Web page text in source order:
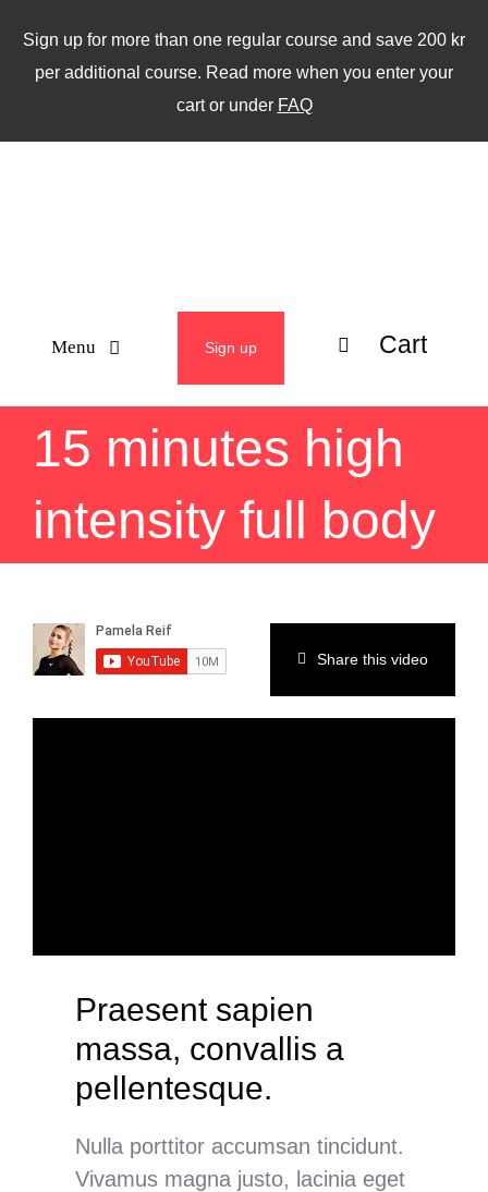
content
Sign up for more than one regular course and save 200 kr
per additional course. Read more when you enter your
cart or under FAQ
Menu
ABOUT
EVENTS & MORE
FAQ
Sign up Cart
15 minutes high
intensity full body
Share this video
Praesent sapien
massa, convallis a
pellentesque.
Nulla porttitor accumsan tincidunt.
Vivamus magna justo, lacinia eget